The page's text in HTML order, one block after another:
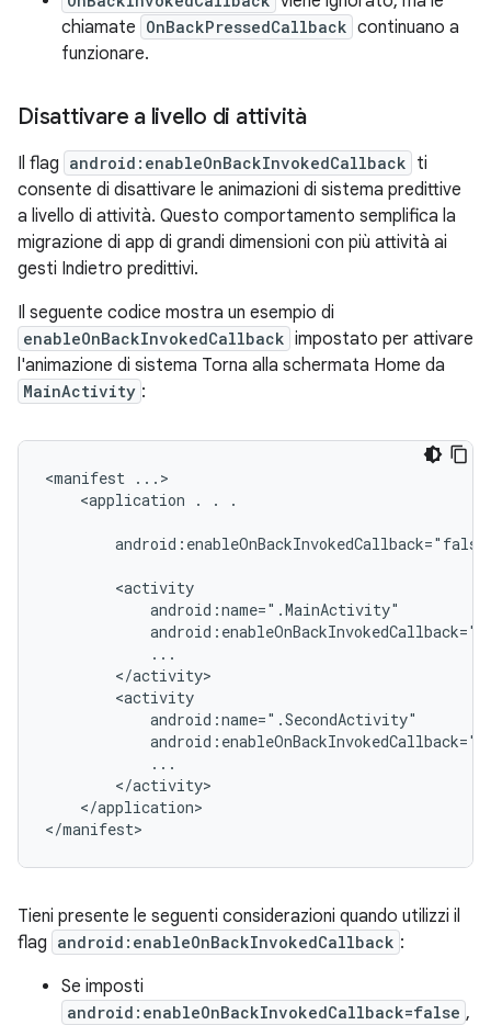
chiamate OnBackPressedCallback continuano a
funzionare.
Disattivare a livello di attività
Il flag android:enableOnBackInvokedCallback ti
consente di disattivare le animazioni di sistema predittive
a livello di attività. Questo comportamento semplifica la
migrazione di app di grandi dimensioni con più attività ai
gesti Indietro predittivi.
Il seguente codice mostra un esempio di
enableOnBackInvokedCallback impostato per attivare
l'animazione di sistema Torna alla schermata Home da
MainActivity :
<manifest
<application
. . .
</application>
Tieni presente le seguenti considerazioni quando utilizzi il
flag android:enableOnBackInvokedCallback :
Se imposti
android:enableOnBackInvokedCallback=false ,